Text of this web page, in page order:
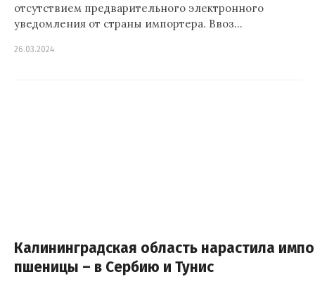
отсутствием предварительного электронного
уведомления от страны импортера. Ввоз…
26.03.2024
Калининградская область нарастила
пшеницы – в Сербию и Тунис